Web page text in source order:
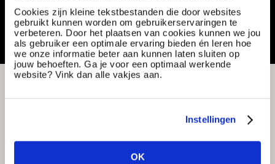
Cookies zijn kleine tekstbestanden die door websites
gebruikt kunnen worden om gebruikerservaringen te
verbeteren. Door het plaatsen van cookies kunnen we jou
als gebruiker een optimale ervaring bieden én leren hoe
we onze informatie beter aan kunnen laten sluiten op
jouw behoeften. Ga je voor een optimaal werkende
website? Vink dan alle vakjes aan.
Instellingen
OK
Vacature delen of bewaren